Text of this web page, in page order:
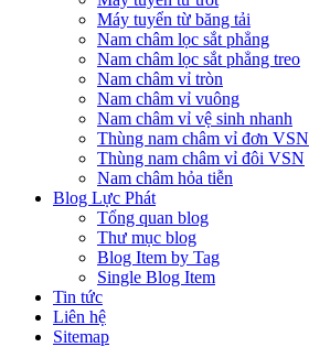
Máy tuyển từ băng tải
Nam châm lọc sắt phẳng
Nam châm lọc sắt phẳng treo
Nam châm vỉ tròn
Nam châm vỉ vuông
Nam châm vỉ vệ sinh nhanh
Thùng nam châm vỉ đơn VSN
Thùng nam châm vỉ đôi VSN
Nam châm hỏa tiễn
Blog Lực Phát
Tổng quan blog
Thư mục blog
Blog Item by Tag
Single Blog Item
Tin tức
Liên hệ
Sitemap